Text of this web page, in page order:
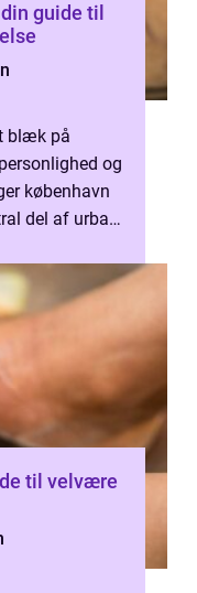
guide til
blæk på
og
københavn
del af urban
til velvære